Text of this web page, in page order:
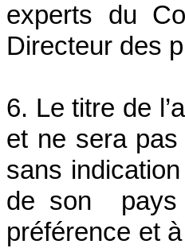
experts du
Directeur des
6. Le titre de
et ne sera pas
sans
de son pays
préférence et